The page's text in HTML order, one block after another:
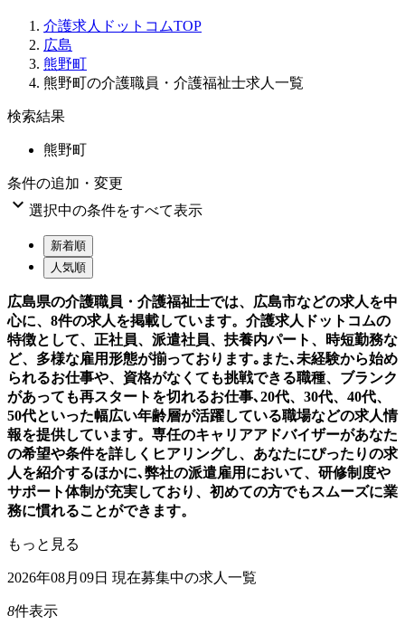
介護求人ドットコムTOP
広島
熊野町
熊野町の介護職員・介護福祉士求人一覧
検索結果
熊野町
条件の追加・変更
 選択中の条件をすべて表示
新着順
人気順
広島県の介護職員・介護福祉士では、広島市などの求人を中
心に、8件の求人を掲載しています。介護求人ドットコムの
特徴として、正社員、派遣社員、扶養内パート、時短勤務な
ど、多様な雇用形態が揃っております｡また､未経験から始め
られるお仕事や、資格がなくても挑戦できる職種、ブランク
があっても再スタートを切れるお仕事､20代、30代、40代、
50代といった幅広い年齢層が活躍している職場などの求人情
報を提供しています。専任のキャリアアドバイザーがあなた
の希望や条件を詳しくヒアリングし、あなたにぴったりの求
人を紹介するほかに､弊社の派遣雇用において、研修制度や
サポート体制が充実しており、初めての方でもスムーズに業
務に慣れることができます。
もっと見る
2026年08月09日 現在募集中の求人一覧
8件表示